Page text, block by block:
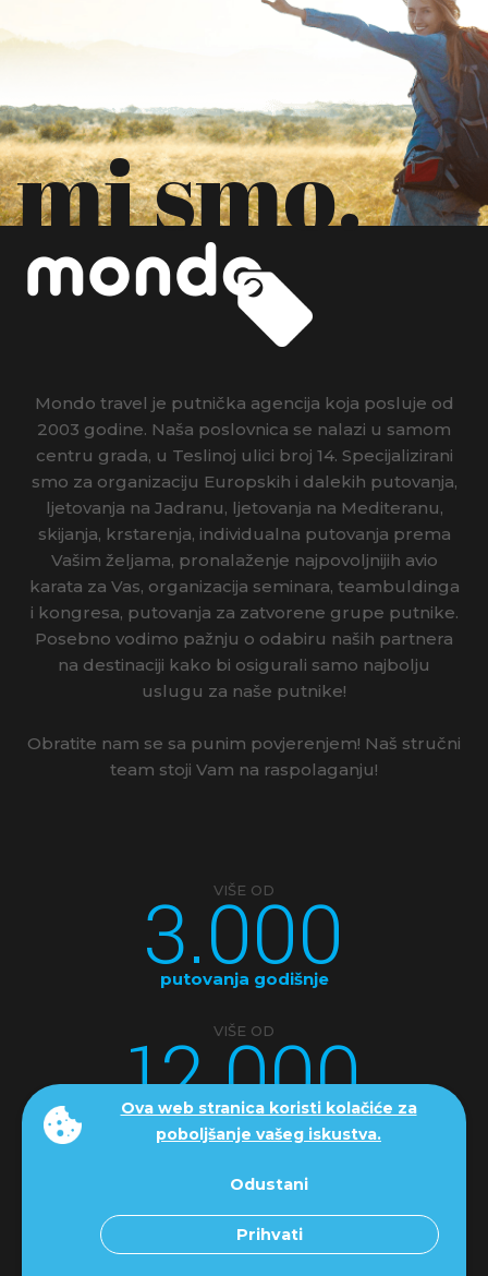
Ova web stranica koristi kolačiće za
poboljšanje vašeg iskustva.
Odustani
Prihvati
mi smo.
Mondo travel je putnička agencija koja posluje od
2003 godine. Naša poslovnica se nalazi u samom
centru grada, u Teslinoj ulici broj 14. Specijalizirani
smo za organizaciju Europskih i dalekih putovanja,
ljetovanja na Jadranu, ljetovanja na Mediteranu,
skijanja, krstarenja, individualna putovanja prema
Vašim željama, pronalaženje najpovoljnijih avio
karata za Vas, organizacija seminara, teambuldinga
i kongresa, putovanja za zatvorene grupe putnike.
Posebno vodimo pažnju o odabiru naših partnera
na destinaciji kako bi osigurali samo najbolju
uslugu za naše putnike!
Obratite nam se sa punim povjerenjem! Naš stručni
team stoji Vam na raspolaganju!
VIŠE OD
3.000
putovanja godišnje
VIŠE OD
12.000
ljudi godišnje putuje s nama
KONTAKT